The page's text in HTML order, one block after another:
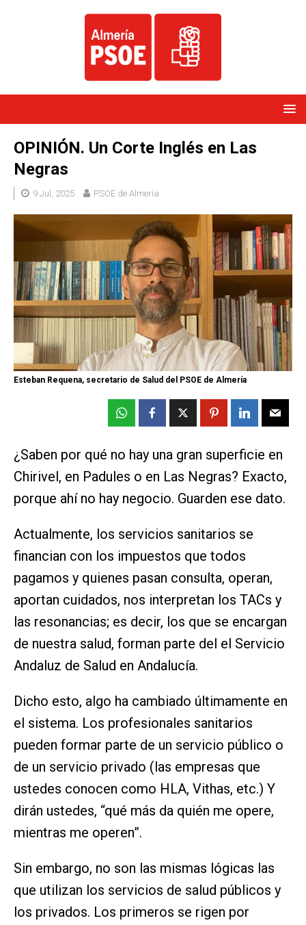
OPINIÓN. Un Corte Inglés en Las
Negras
9 Jul, 2025 PSOE de Almería
Esteban Requena, secretario de Salud del PSOE de Almería
¿Saben por qué no hay una gran superficie en
Chirivel, en Padules o en Las Negras? Exacto,
porque ahí no hay negocio. Guarden ese dato.
Actualmente, los servicios sanitarios se
financian con los impuestos que todos
pagamos y quienes pasan consulta, operan,
aportan cuidados, nos interpretan los TACs y
las resonancias; es decir, los que se encargan
de nuestra salud, forman parte del el Servicio
Andaluz de Salud en Andalucía.
Dicho esto, algo ha cambiado últimamente en
el sistema. Los profesionales sanitarios
pueden formar parte de un servicio público o
de un servicio privado (las empresas que
ustedes conocen como HLA, Vithas, etc.) Y
dirán ustedes, “qué más da quién me opere,
mientras me operen”.
Sin embargo, no son las mismas lógicas las
que utilizan los servicios de salud públicos y
los privados. Los primeros se rigen por